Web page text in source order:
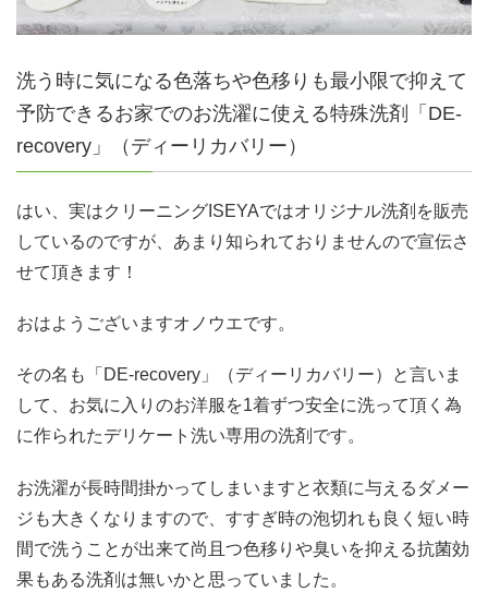
洗う時に気になる色落ちや色移りも最小限で抑えて
予防できるお家でのお洗濯に使える特殊洗剤「DE‐
recovery」（ディーリカバリー）
はい、実はクリーニングISEYAではオリジナル洗剤を販売
しているのですが、あまり知られておりませんので宣伝さ
せて頂きます！
おはようございますオノウエです。
その名も「DE‐recovery」（ディーリカバリー）と言いま
して、お気に入りのお洋服を1着ずつ安全に洗って頂く為
に作られたデリケート洗い専用の洗剤です。
お洗濯が長時間掛かってしまいますと衣類に与えるダメー
ジも大きくなりますので、すすぎ時の泡切れも良く短い時
間で洗うことが出来て尚且つ色移りや臭いを抑える抗菌効
果もある洗剤は無いかと思っていました。